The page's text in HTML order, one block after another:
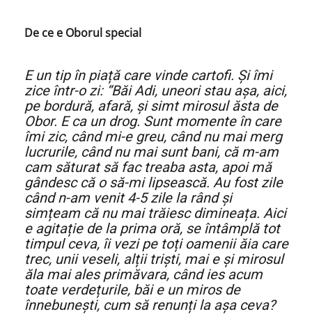
De ce e Oborul special
E un tip în piață care vinde cartofi. Și îmi
zice într-o zi: “Băi Adi, uneori stau așa, aici,
pe bordură, afară, și simt mirosul ăsta de
Obor. E ca un drog. Sunt momente în care
îmi zic, când mi-e greu, când nu mai merg
lucrurile, când nu mai sunt bani, că m-am
cam săturat să fac treaba asta, apoi mă
gândesc că o să-mi lipsească. Au fost zile
când n-am venit 4-5 zile la rând și
simțeam că nu mai trăiesc dimineața. Aici
e agitație de la prima oră, se întâmplă tot
timpul ceva, îi vezi pe toți oamenii ăia care
trec, unii veseli, alții triști, mai e și mirosul
ăla mai ales primăvara, când ies acum
toate verdețurile, băi e un miros de
înnebunești, cum să renunți la așa ceva?